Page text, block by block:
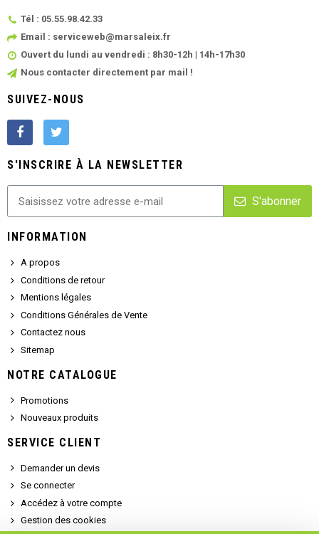
Tél : 05.55.98.42.33
Email : serviceweb@marsaleix.fr
Ouvert du lundi au vendredi : 8h30-12h | 14h-17h30
Nous contacter directement par mail !
SUIVEZ-NOUS
S'INSCRIRE À LA NEWSLETTER
S'abonner
INFORMATION
A propos
Conditions de retour
Mentions légales
Conditions Générales de Vente
Contactez nous
Sitemap
NOTRE CATALOGUE
Promotions
Nouveaux produits
SERVICE CLIENT
Demander un devis
Se connecter
Accédez à votre compte
Gestion des cookies